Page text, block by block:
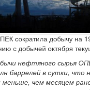
сократила добычу на
с добычей октября
нефтяного сырья
баррелей в сутки, что
меньше, чем месяцем